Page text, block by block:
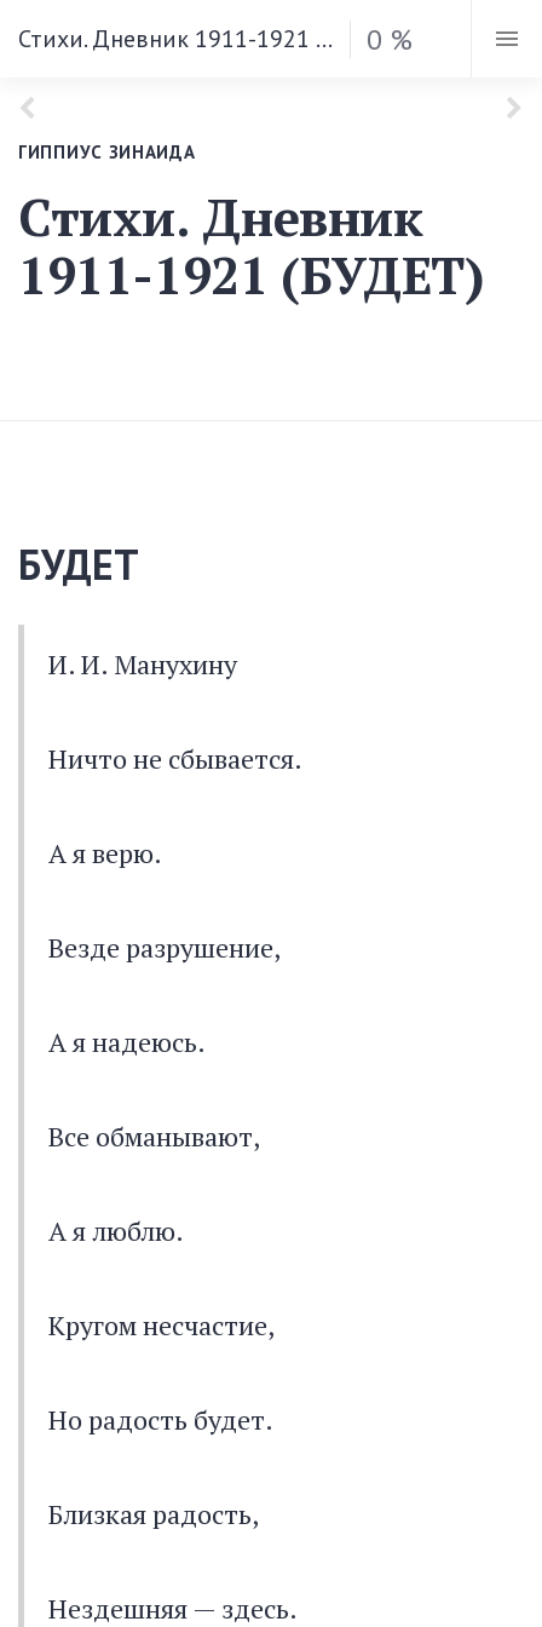
Стихи. Дневник 1911-1921 (БУДЕТ) 0 %
ГИППИУС ЗИНАИДА
Стихи. Дневник
1911-1921 (БУДЕТ)
БУДЕТ
И. И. Манухину
Ничто не сбывается.
А я верю.
Везде разрушение,
А я надеюсь.
Все обманывают,
А я люблю.
Кругом несчастие,
Но радость будет.
Близкая радость,
Нездешняя — здесь.